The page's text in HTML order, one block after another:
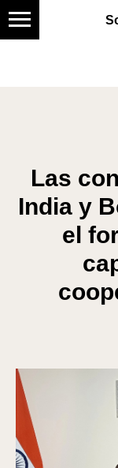
Las
India y
el